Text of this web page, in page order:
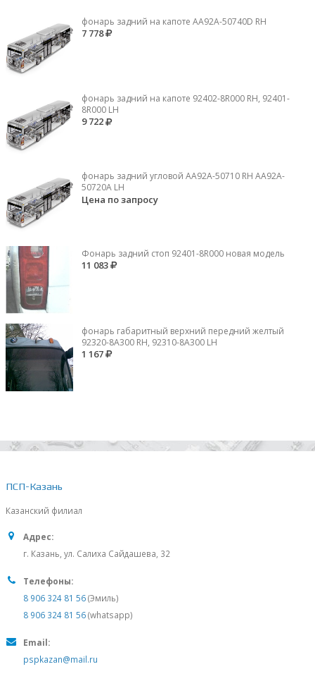
фонарь задний на капоте AA92A-50740D RH
7 778
фонарь задний на капоте 92402-8R000 RH, 92401-
8R000 LH
9 722
фонарь задний угловой AA92A-50710 RH AA92A-
50720A LH
Цена по запросу
Фонарь задний стоп 92401-8R000 новая модель
11 083
фонарь габаритный верхний передний желтый
92320-8A300 RH, 92310-8А300 LH
1 167
ПСП-Казань
Казанский филиал
Адрес:
г. Казань, ул. Салиха Сайдашева, 32
Телефоны:
8 906 324 81 56(Эмиль)
8 906 324 81 56(whatsapp)
Email:
pspkazan@mail.ru